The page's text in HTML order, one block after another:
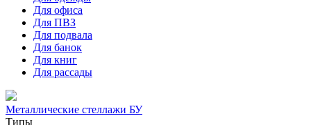
Для офиса
Для ПВЗ
Для подвала
Для банок
Для книг
Для рассады
Металлические стеллажи БУ
Типы